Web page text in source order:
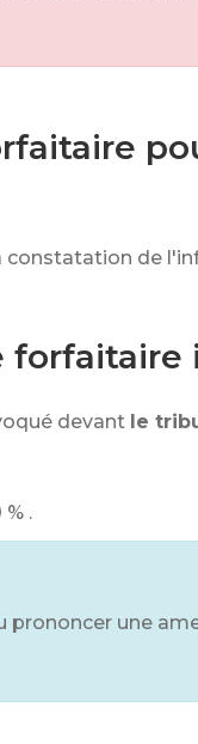
constatation de
devant le
% .
prononcer une